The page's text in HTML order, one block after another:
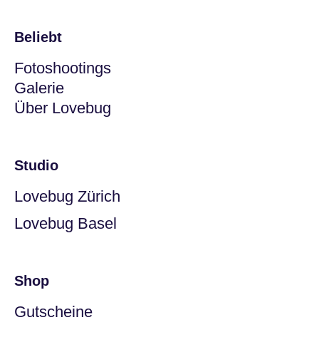
Beliebt
Fotoshootings
Galerie
Über Lovebug
Studio
Lovebug Zürich
Lovebug Basel
Shop
Gutscheine